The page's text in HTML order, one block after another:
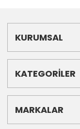
KURUMSAL
KATEGORİLER
MARKALAR